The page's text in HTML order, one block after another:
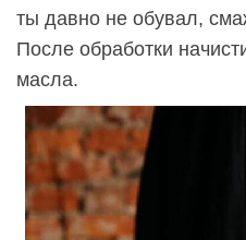
ты давно не обувал,
После обработки
масла.